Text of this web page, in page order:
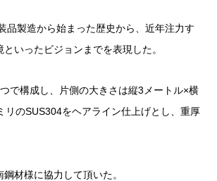
品製造から始まった歴史から、近年注力す
いったビジョンまでを表現した。
で構成し、片側の大きさは縦3メートル×横
リのSUS304をヘアライン仕上げとし、重厚
材様に協力して頂いた。